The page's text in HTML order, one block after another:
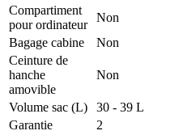
Compartiment
pour ordinateur
Non
Bagage cabine
Non
Ceinture de
hanche
amovible
Non
Volume sac (L)
30 - 39 L
Garantie
2